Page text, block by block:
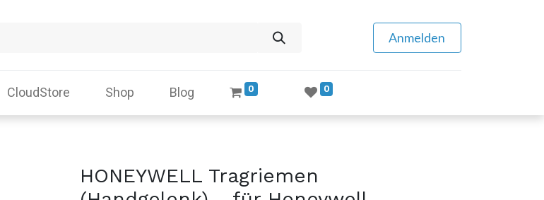
Anmelden
CloudStore Shop Blog 0 0
HONEYWELL Tragriemen